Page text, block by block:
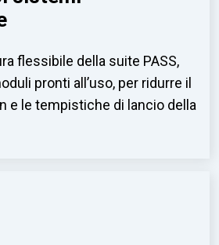
flessibile della suite PASS,
pronti all’uso, per ridurre il
e le tempistiche di lancio della